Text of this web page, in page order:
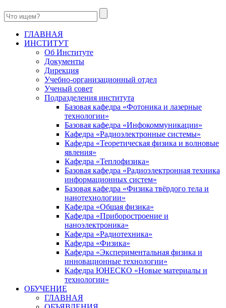
ГЛАВНАЯ
ИНСТИТУТ
Об Институте
Документы
Дирекция
Учебно-организационный отдел
Ученый совет
Подразделения института
Базовая кафедра «Фотоника и лазерные
технологии»
Базовая кафедра «Инфокоммуникации»
Кафедра «Радиоэлектронные системы»
Кафедра «Теоретическая физика и волновые
явления»
Кафедра «Теплофизика»
Базовая кафедра «Радиоэлектронная техника
информационных систем»
Базовая кафедра «Физика твёрдого тела и
нанотехнологии»
Кафедра «Общая физика»
Кафедра «Приборостроение и
наноэлектроника»
Кафедра «Радиотехника»
Кафедра «Физика»
Кафедра «Экспериментальная физика и
инновационные технологии»
Кафедра ЮНЕСКО «Новые материалы и
технологии»
ОБУЧЕНИЕ
ГЛАВНАЯ